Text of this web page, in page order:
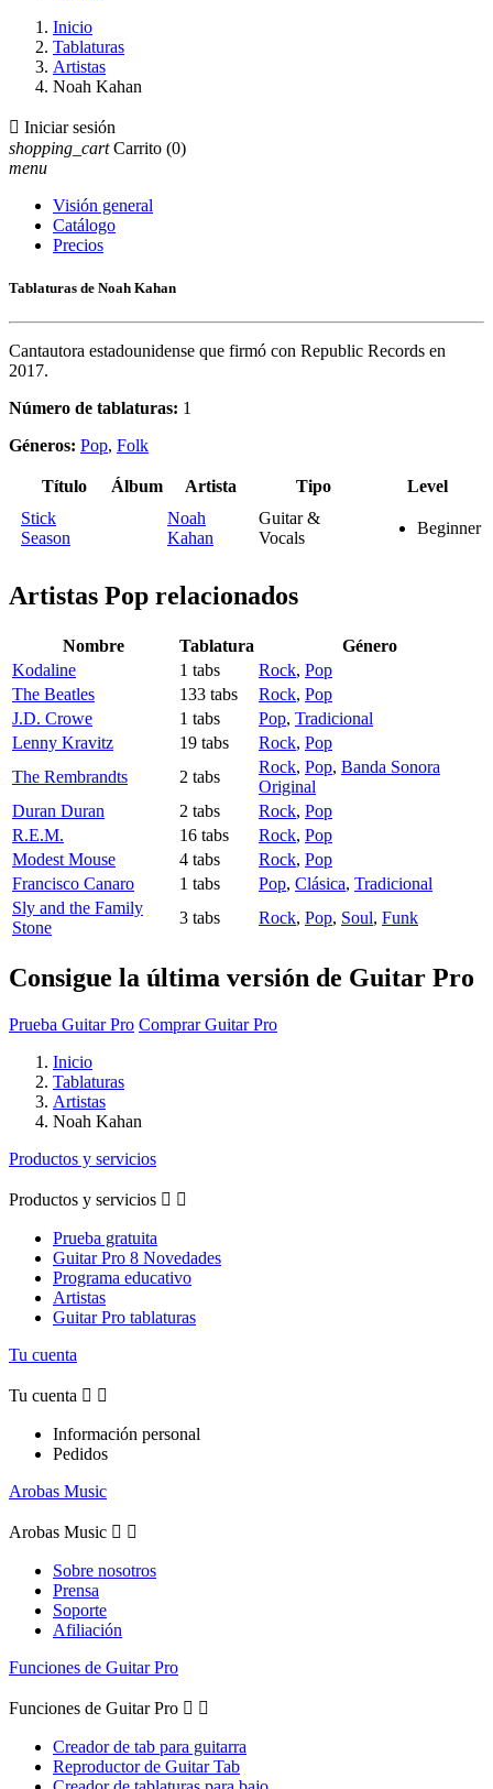
Inicio
Tablaturas
Artistas
Noah Kahan
 Iniciar sesión
shopping_cart Carrito (0)
menu
Visión general
Catálogo
Precios
Tablaturas de Noah Kahan
Cantautora estadounidense que firmó con Republic Records en
2017.
Número de tablaturas: 1
Géneros: Pop, Folk
Título Álbum Artista Tipo
Level
Stick
Season
Noah
Kahan
Guitar &
Vocals
Beginner
Artistas Pop relacionados
Nombre Tablatura
Género
Kodaline
1 tabs Rock, Pop
The Beatles
133 tabs Rock, Pop
J.D. Crowe
1 tabs Pop, Tradicional
Lenny Kravitz
19 tabs Rock, Pop
The Rembrandts
2 tabs
Rock, Pop, Banda Sonora
Original
Duran Duran
2 tabs Rock, Pop
R.E.M.
16 tabs Rock, Pop
Modest Mouse
4 tabs Rock, Pop
Francisco Canaro
1 tabs Pop, Clásica, Tradicional
Sly and the Family
Stone
3 tabs Rock, Pop, Soul, Funk
Consigue la última versión de Guitar Pro
Prueba Guitar Pro Comprar Guitar Pro
Inicio
Tablaturas
Artistas
Noah Kahan
Productos y servicios
Productos y servicios  
Prueba gratuita
Guitar Pro 8 Novedades
Programa educativo
Artistas
Guitar Pro tablaturas
Tu cuenta
Tu cuenta  
Información personal
Pedidos
Arobas Music
Arobas Music  
Sobre nosotros
Prensa
Soporte
Afiliación
Funciones de Guitar Pro
Funciones de Guitar Pro  
Creador de tab para guitarra
Reproductor de Guitar Tab